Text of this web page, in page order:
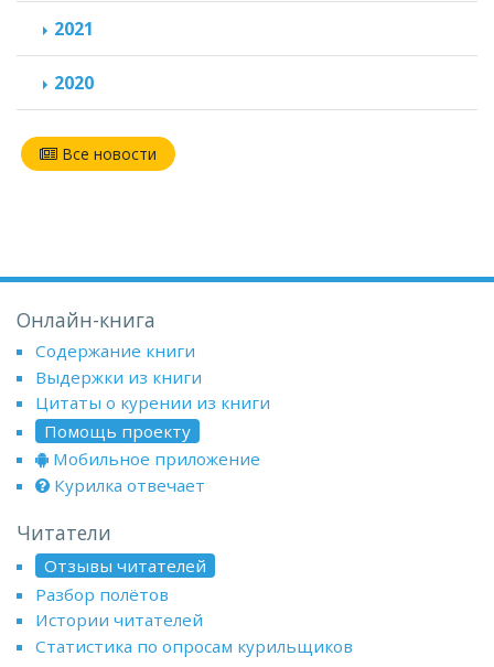
2021
2020
Все новости
Онлайн-книга
Содержание книги
Выдержки из книги
Цитаты о курении из книги
Помощь проекту
Мобильное приложение
Курилка отвечает
Читатели
Отзывы читателей
Разбор полётов
Истории читателей
Статистика по опросам курильщиков